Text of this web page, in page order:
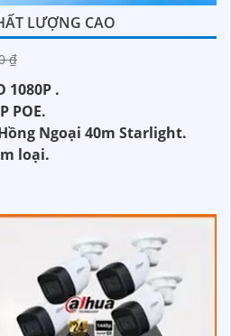
LƯỢNG CAO
₫
1080P .
POE.
Ngoại 40m Starlight.
loại.